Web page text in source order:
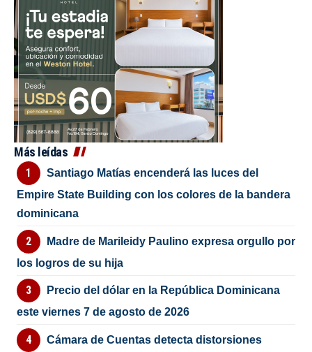
Más leídas
Santiago Matías encenderá las luces del
Empire State Building con los colores de la bandera
dominicana
Madre de Marileidy Paulino expresa orgullo por
los logros de su hija
Precio del dólar en la República Dominicana
este viernes 7 de agosto de 2026
Cámara de Cuentas detecta distorsiones